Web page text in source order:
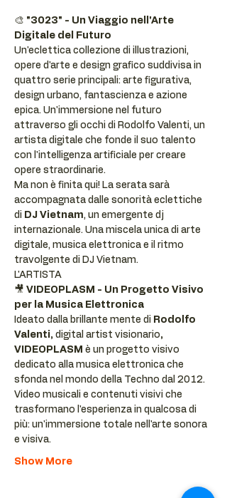
🎨 "3023" - Un Viaggio nell'Arte
Digitale del Futuro
Un'eclettica collezione di illustrazioni,
opere d'arte e design grafico suddivisa in
quattro serie principali: arte figurativa,
design urbano, fantascienza e azione
epica. Un'immersione nel futuro
attraverso gli occhi di Rodolfo Valenti, un
artista digitale che fonde il suo talento
con l'intelligenza artificiale per creare
opere straordinarie.
Ma non è finita qui! La serata sarà
accompagnata dalle sonorità eclettiche
di DJ Vietnam, un emergente dj
internazionale. Una miscela unica di arte
digitale, musica elettronica e il ritmo
travolgente di DJ Vietnam.
L'ARTISTA
🎥 VIDEOPLASM - Un Progetto Visivo
per la Musica Elettronica
Ideato dalla brillante mente di Rodolfo
Valenti, digital artist visionario,
VIDEOPLASM è un progetto visivo
dedicato alla musica elettronica che
sfonda nel mondo della Techno dal 2012.
Video musicali e contenuti visivi che
trasformano l'esperienza in qualcosa di
più: un'immersione totale nell'arte sonora
e visiva.
Show More